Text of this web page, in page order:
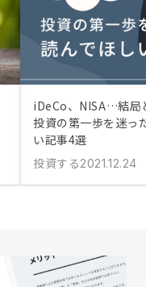
iDeCo、NISA…結局
投資の第一歩を迷っ
い記事4選
投資する2021.12.24